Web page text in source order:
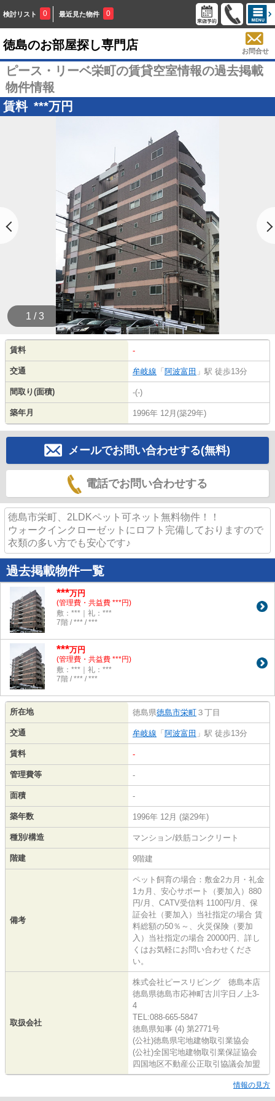
検討リスト 0 最近見た物件 0
徳島のお部屋探し専門店 お問合せ
ピース・リーベ栄町の賃貸空室情報の過去掲載
物件情報
賃料 ***万円
1 / 3
賃料 -
交通 牟岐線 「 阿波富田 」駅 徒歩13分
間取り(面積) -(-)
築年月 1996年 12月(築29年)
メールでお問い合わせする(無料)
電話でお問い合わせする
徳島市栄町、2LDKペット可ネット無料物件！！
ウォークインクローゼットにロフト完備しておりますので
衣類の多い方でも安心です♪
過去掲載物件一覧
***万円
(管理費・共益費 ***円)
敷：***｜礼：***
7階 / *** / ***
***万円
(管理費・共益費 ***円)
敷：***｜礼：***
7階 / *** / ***
所在地 徳島県徳島市栄町 ３丁目
交通 牟岐線 「 阿波富田 」駅 徒歩13分
賃料 -
管理費等 -
面積 -
築年数 1996年 12月 (築29年)
種別/構造 マンション/鉄筋コンクリート
階建 9階建
備考
ペット飼育の場合：敷金2カ月・礼金
1カ月、安心サポート（要加入）880
円/月、CATV受信料 1100円/月、保
証会社（要加入）当社指定の場合 賃
料総額の50％～、火災保険（要加
入）当社指定の場合 20000円、詳し
くはお気軽にお問い合わせくださ
い。
取扱会社
株式会社ピースリビング 徳島本店
徳島県徳島市応神町古川字日ノ上3-
4
TEL:088-665-5847
徳島県知事 (4) 第2771号
(公社)徳島県宅地建物取引業協会
(公社)全国宅地建物取引業保証協会
四国地区不動産公正取引協議会加盟
情報の見方